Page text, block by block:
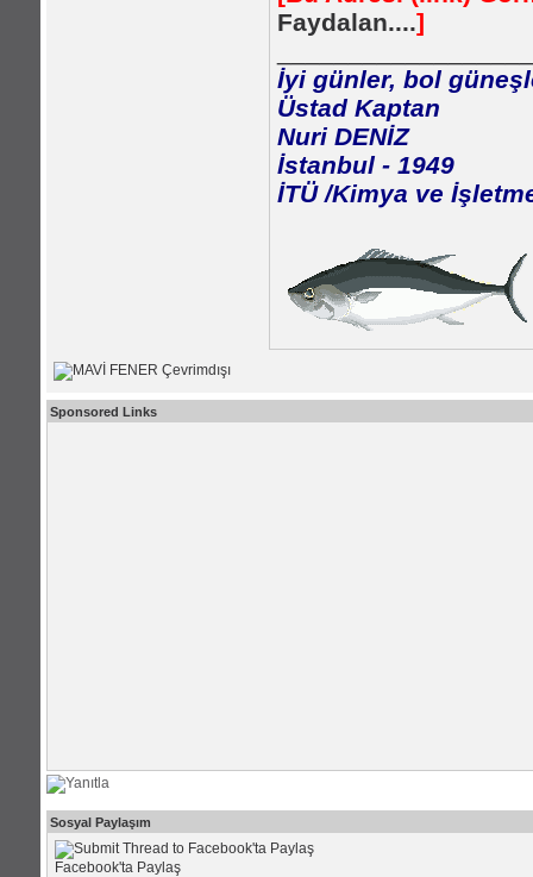
Faydalan....]
İyi günler, bol
Üstad Kaptan
Nuri DENİZ
İstanbul - 1949
İTÜ /Kimya ve
Sponsored Links
Sosyal Paylaşım
Facebook'ta Paylaş